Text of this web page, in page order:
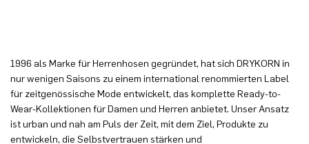
1996 als Marke für Herrenhosen gegründet, hat sich DRYKORN in
nur wenigen Saisons zu einem international renommierten Label
für zeitgenössische Mode entwickelt, das komplette Ready-to-
Wear-Kollektionen für Damen und Herren anbietet. Unser Ansatz
ist urban und nah am Puls der Zeit, mit dem Ziel, Produkte zu
entwickeln, die Selbstvertrauen stärken und